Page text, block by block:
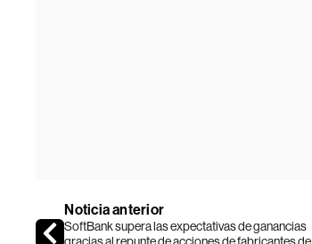
Noticia anterior
SoftBank supera las expectativas de ganancias